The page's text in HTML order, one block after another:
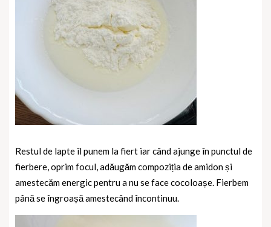
Restul de lapte îl punem la fiert iar când ajunge în punctul de
fierbere, oprim focul, adăugăm compoziția de amidon și
amestecăm energic pentru a nu se face cocoloașe. Fierbem
până se îngroașă amestecând încontinuu.